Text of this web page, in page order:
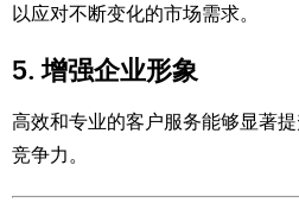
以应对不断变化的市场需求。
5. 增强企业形象
高效和专业的客户服务能够显著
竞争力。